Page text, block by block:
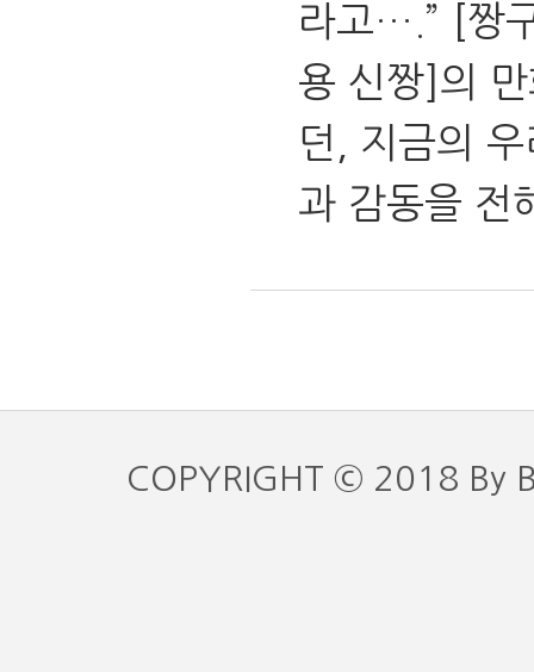
라고….” [짱
용 신짱]의
던, 지금의
과 감동을 전
COPYRIGHT © 2018 By